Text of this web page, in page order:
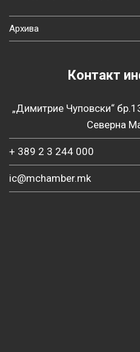
Архива
Контакт
„Димитрие Чуповски“
Северна
+ 389 2 3 244 000
ic@mchamber.mk